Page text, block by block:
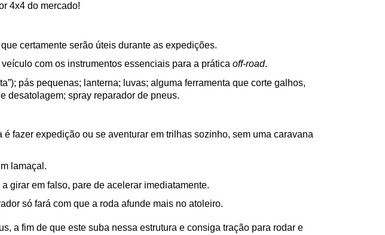
4x4 do mercado!
certamente serão úteis durante as expedições.
com os instrumentos essenciais para a prática off-road.
pás pequenas; lanterna; luvas; alguma ferramenta que corte galhos,
desatolagem; spray reparador de pneus.
fazer expedição ou se aventurar em trilhas sozinho, sem uma caravana
lamaçal.
girar em falso, pare de acelerar imediatamente.
só fará com que a roda afunde mais no atoleiro.
a fim de que este suba nessa estrutura e consiga tração para rodar e